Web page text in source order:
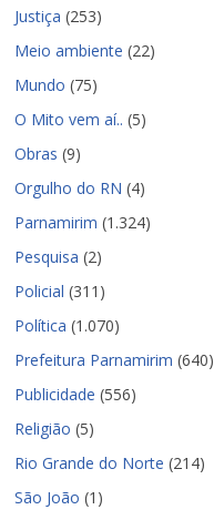
Justiça (253)
Meio ambiente (22)
Mundo (75)
O Mito vem aí.. (5)
Obras (9)
Orgulho do RN (4)
Parnamirim (1.324)
Pesquisa (2)
Policial (311)
Política (1.070)
Prefeitura Parnamirim (640)
Publicidade (556)
Religião (5)
Rio Grande do Norte (214)
São João (1)